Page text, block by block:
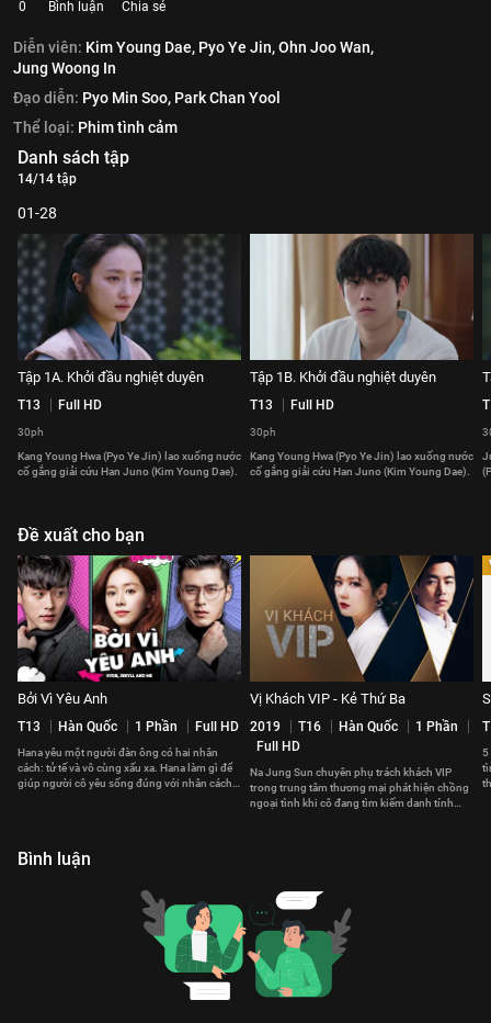
0 Bình luận Chia sẻ
Diễn viên: Kim Young Dae, Pyo Ye Jin,Ohn Joo Wan,
Jung Woong In
Đạo diễn: Pyo Min Soo, Park Chan Yool
Thể loại: Phim tình cảm
Danh sách tập
14/14 tập
01-28
Tập 1A. Khởi đầu nghiệt duyên
T13 Full HD
30ph
Kang Young Hwa (Pyo Ye Jin) lao xuống nước
cố gắng giải cứu Han Juno (Kim Young Dae).
Tập 1B. Khởi đầu nghiệt duyên
T13 Full HD
30ph
Kang Young Hwa (Pyo Ye Jin) lao xuống nước
cố gắng giải cứu Han Juno (Kim Young Dae).
Đề xuất cho bạn
Bởi Vì Yêu Anh
T13 Hàn Quốc 1 Phần Full HD
Hana yêu một người đàn ông có hai nhân
cách: tử tế và vô cùng xấu xa. Hana làm gì để
giúp người cô yêu sống đúng với nhân cách
Vị Khách VIP - Kẻ Thứ Ba
2019 T16 Hàn Quốc
1 Phần
Full HD
Na Jung Sun chuyên phụ trách khách VIP
trong trung tâm thương mại phát hiện chồng
ngoại tình khi cô đang tìm kiếm danh tính
5
Bình luận